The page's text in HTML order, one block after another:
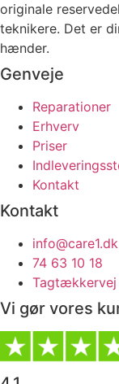
originale
teknikere. Det er
hænder.
Genveje
Reparationer
Erhverv
Priser
Kontakt
Kontakt
info@care1.dk
74 63 10 18
Tagtækkervej
Vi gør vores